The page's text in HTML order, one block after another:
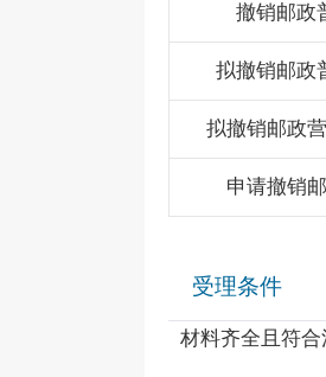
撤销邮政
拟撤销邮政
拟撤销邮政
申请撤销
受理条件
材料齐全且符